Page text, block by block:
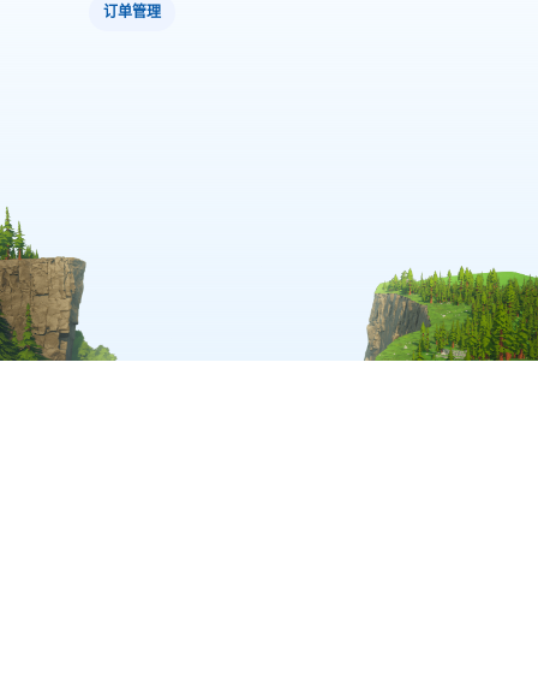
订单管理